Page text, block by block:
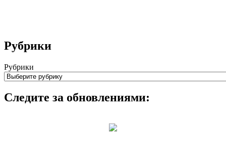
Рубрики
Рубрики
Следите за обновлениями: